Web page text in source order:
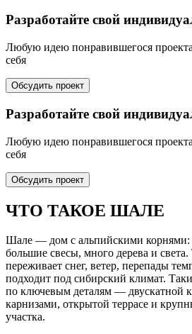
Разработайте свой
Любую идею понравившегося
себя
Обсудить проект
Разработайте свой
Любую идею понравившегося
себя
Обсудить проект
ЧТО ТАКОЕ ШАЛЕ
Шале — дом с альпийскими
большие свесы, много дерева и
переживает снег, ветер, перепады
подходит под сибирский климат.
по ключевым деталям — двускатной
карнизами, открытой террасе и
участка.